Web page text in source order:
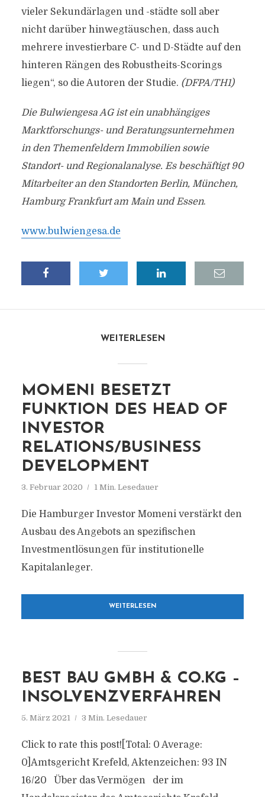
vieler Sekundärlagen und -städte soll aber
nicht darüber hinwegtäuschen, dass auch
mehrere investierbare C- und D-Städte auf den
hinteren Rängen des Robustheits-Scorings
liegen“, so die Autoren der Studie. (DFPA/TH1)
Die Bulwiengesa AG ist ein unabhängiges
Marktforschungs- und Beratungsunternehmen
in den Themenfeldern Immobilien sowie
Standort- und Regionalanalyse. Es beschäftigt 90
Mitarbeiter an den Standorten Berlin, München,
Hamburg Frankfurt am Main und Essen.
www.bulwiengesa.de
WEITERLESEN
MOMENI BESETZT
FUNKTION DES HEAD OF
INVESTOR
RELATIONS/BUSINESS
DEVELOPMENT
3. Februar 2020 1 Min. Lesedauer
Die Hamburger Investor Momeni verstärkt den
Ausbau des Angebots an spezifischen
Investmentlösungen für institutionelle
Kapitalanleger.
WEITERLESEN
BEST BAU GMBH & CO.KG –
INSOLVENZVERFAHREN
5. März 2021 3 Min. Lesedauer
Click to rate this post![Total: 0 Average:
0]Amtsgericht Krefeld, Aktenzeichen: 93 IN
16/20 Über das Vermögen der im